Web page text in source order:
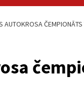
AUTOKROSA